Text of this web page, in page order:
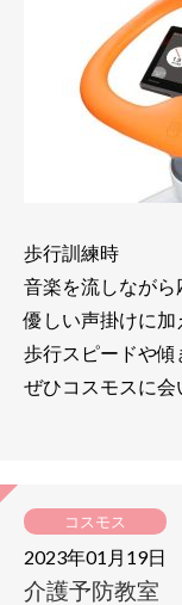
歩行訓練時
音楽を流しなが
優しい声掛けに加
歩行スピードや
ぜひコスモスに
コスモス
2023年01月19日
介護予防教室